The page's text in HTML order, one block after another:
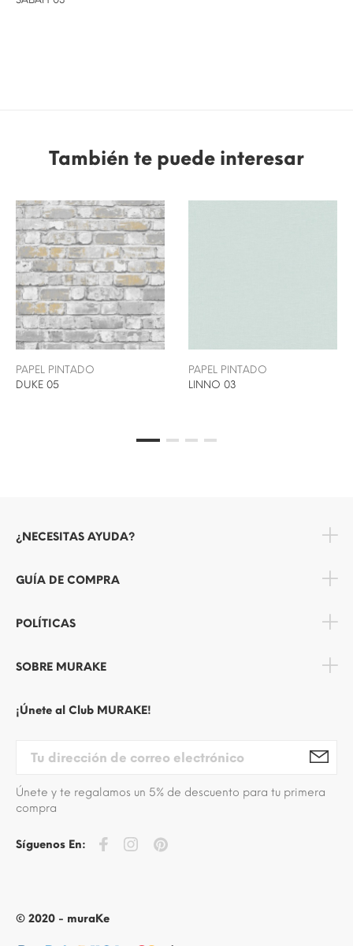
También te puede interesar
PAPEL PINTADO
DUKE 05
PAPEL PINTADO
LINNO 03
¿NECESITAS AYUDA?
GUÍA DE COMPRA
POLÍTICAS
SOBRE MURAKE
¡Únete al Club MURAKE!
Únete y te regalamos un 5% de descuento para tu primera
compra
Síguenos En:
© 2020 - muraKe